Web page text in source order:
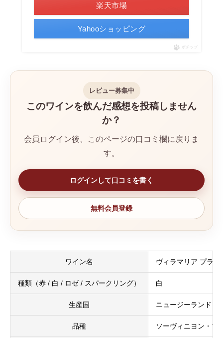
楽天市場
Yahooショッピング
ポチップ
レビュー募集中
このワインを飲んだ感想を投稿しません
か？
会員ログイン後、このページの口コミ欄に戻りま
す。
ログインして口コミを書く
無料会員登録
ワイン名 ヴィラマリア プラ
種類（赤 / 白 / ロゼ / スパークリング） 白
生産国 ニュージーランド
品種 ソーヴィニヨン・ブ